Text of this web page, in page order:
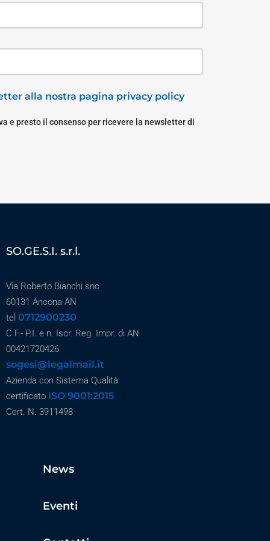
alla nostra pagina privacy policy
e presto il consenso per ricevere la newsletter di
SO.GE.S.I. s.r.l.
Via Roberto Bianchi snc
60131 Ancona AN
tel 0712900230
C.F.- P.I. e n. Iscr. Reg. Impr. di AN
00421720426
sogesi@legalmail.it
Azienda con Sistema Qualità
certificato ISO 9001:2015
Cert. N. 3911498
News
Eventi